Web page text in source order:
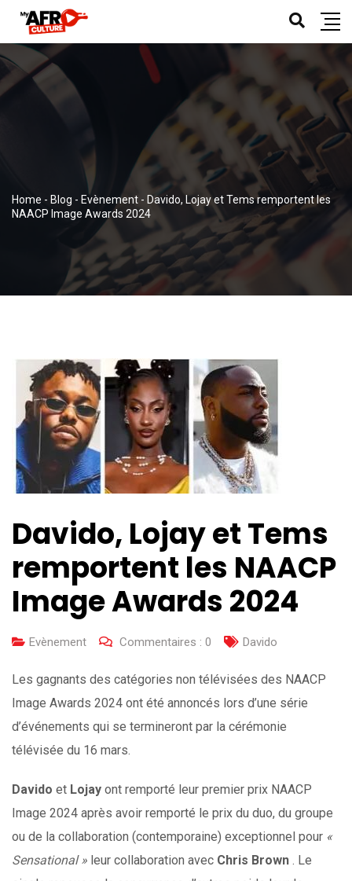
Home - Blog - Evènement - Davido, Lojay et Tems remportent les
NAACP Image Awards 2024
Davido, Lojay et Tems
remportent les NAACP
Image Awards 2024
Evènement Commentaires : 0 Davido
Les gagnants des catégories non télévisées des NAACP
Image Awards 2024 ont été annoncés lors d’une série
d’événements qui se termineront par la cérémonie
télévisée du 16 mars.
Davido et Lojay ont remporté leur premier prix NAACP
Image 2024 après avoir remporté le prix du duo, du groupe
ou de la collaboration (contemporaine) exceptionnel pour «
Sensational» leur collaboration avec Chris Brown . Le